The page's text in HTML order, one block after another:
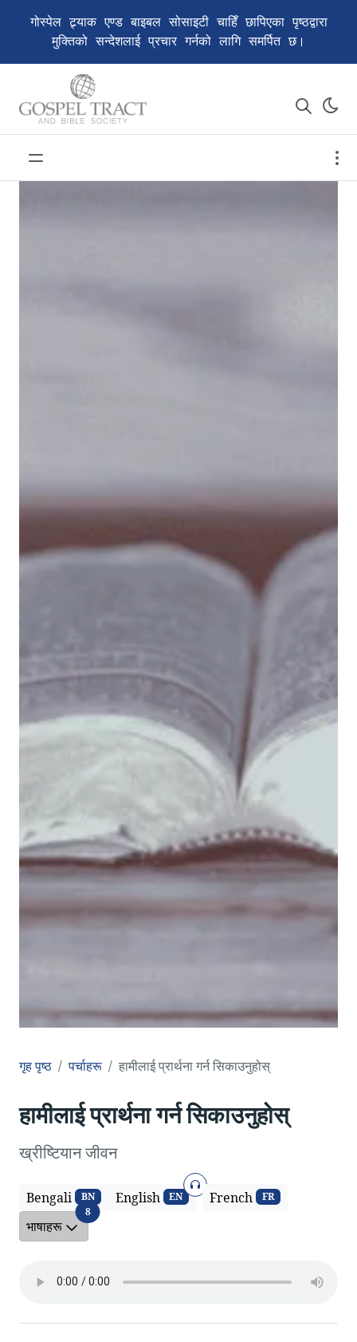
गोस्पेल ट्र्याक एण्ड बाइबल सोसाइटी चाहिँ छापिएका पृष्ठद्वारा
मुक्तिको सन्देशलाई प्रचार गर्नको लागि समर्पित छ।
गृह पृष्ठ पर्चाहरू हामीलाई प्रार्थना गर्न सिकाउनुहोस्‌
हामीलाई प्रार्थना गर्न सिकाउनुहोस्‌
ख्रीष्टियान जीवन
Bengali BN English EN
अडियो वा सुन्नको लागि
French FR
भाषाहरू
8भाषाहरू